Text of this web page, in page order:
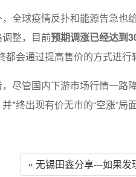
全球疫情反扑和能源告急也
整，目前预期调涨已经达到
都会通过提高售价的方式进行
尽管国内下游市场行情一路
*终出现有价无市的“空涨”局面
« 无锡田鑫分享---如果发